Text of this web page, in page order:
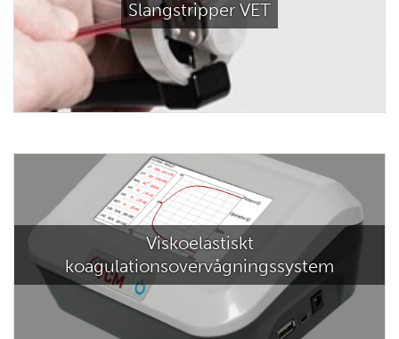
Slangstripper VET
Viskoelastiskt
koagulationsovervågningssystem